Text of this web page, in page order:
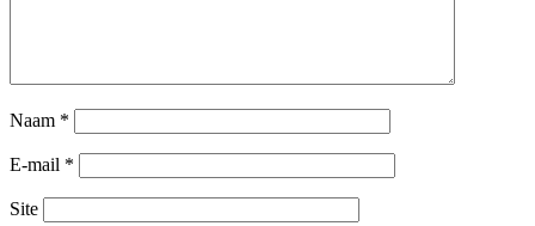
Naam *
E-mail *
Site